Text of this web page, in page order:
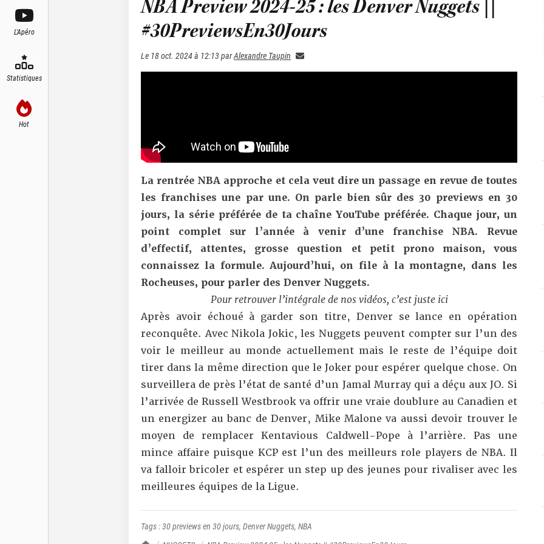
L'Apéro
Statistiques
Hot
NBA Preview 2024-25 : les Denver Nuggets ||
#30PreviewsEn30Jours
Le 18 oct. 2024 à 12:13parAlexandre Taupin
La rentrée NBA approche et cela veut dire un passage en revue de toutes
les franchises une par une. On parle bien sûr des 30 previews en 30
jours, la série préférée de ta chaîne YouTube préférée. Chaque jour, un
point complet sur l’année à venir d’une franchise NBA. Revue
d’effectif, attentes, grosse question et petit prono maison, vous
connaissez la formule. Aujourd’hui, on file à la montagne, dans les
Rocheuses, pour parler des Denver Nuggets.
Pour retrouver l’intégrale de nos vidéos, c’est juste ici
Après avoir échoué à garder son titre, Denver se lance en opération
reconquête. Avec Nikola Jokic, les Nuggets peuvent compter sur l’un des
voir le meilleur au monde actuellement mais le reste de l’équipe doit
tirer dans la même direction que le Joker pour espérer quelque chose. On
surveillera de près l’état de santé d’un Jamal Murray qui a déçu aux JO. Si
l’arrivée de Russell Westbrook va offrir une vraie doublure au Canadien et
un energizer au banc de Denver, Mike Malone va aussi devoir trouver le
moyen de remplacer Kentavious Caldwell-Pope à l’arrière. Pas une
mince affaire puisque KCP est l’un des meilleurs role players de NBA. Il
va falloir bricoler et espérer un step up des jeunes pour rivaliser avec les
meilleures équipes de la Ligue.
Tags :30 previews en 30 jours, Denver Nuggets, NBA